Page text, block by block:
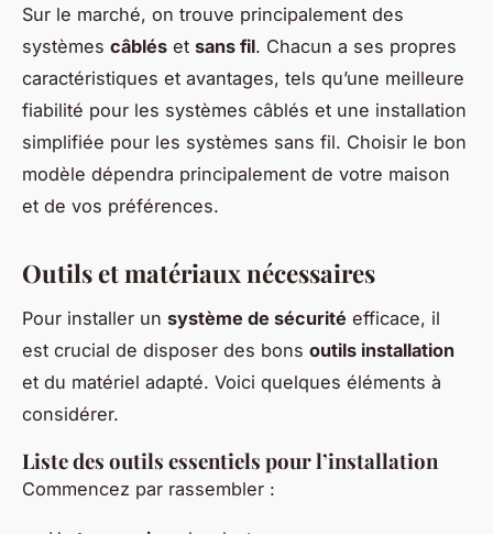
Sur le marché, on trouve principalement des
systèmes câblés et sans fil. Chacun a ses propres
caractéristiques et avantages, tels qu’une meilleure
fiabilité pour les systèmes câblés et une installation
simplifiée pour les systèmes sans fil. Choisir le bon
modèle dépendra principalement de votre maison
et de vos préférences.
Outils et matériaux nécessaires
Pour installer un système de sécurité efficace, il
est crucial de disposer des bons outils installation
et du matériel adapté. Voici quelques éléments à
considérer.
Liste des outils essentiels pour l’installation
Commencez par rassembler :